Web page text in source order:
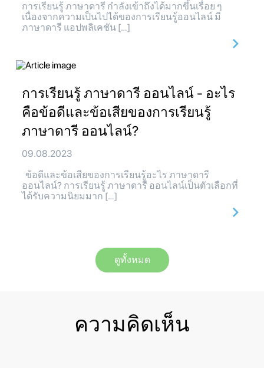
การเรียนรู้ ภาษาดารี กำลังเข้าถึงได้มากขึ้นเรื่อย ๆ
เนื่องจากความเป็นไปได้ของการเรียนรู้ออนไลน์ มี
ภาษาดารี แอปพลิเคชัน […]
การเรียนรู้ ภาษาดารี ออนไลน์ - อะไร
คือข้อดีและข้อเสียของการเรียนรู้
ภาษาดารี ออนไลน์?
09.08.2023
ข้อดีและข้อเสียของการเรียนรู้อะไร ภาษาดารี
ออนไลน์? การเรียนรู้ ภาษาดารี ออนไลน์เป็นตัวเลือกที่
ได้รับความนิยมมาก […]
ดูทั้งหมด
ความคิดเห็น